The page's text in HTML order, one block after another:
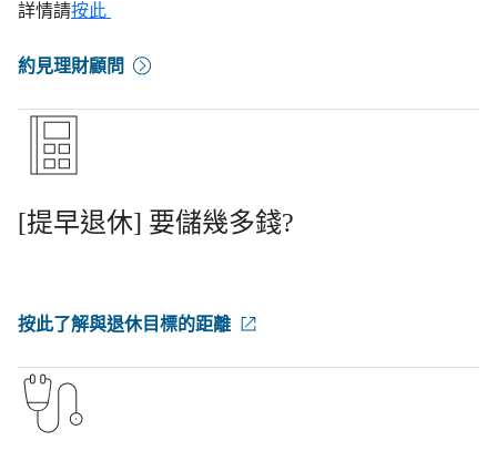
詳情請按此
約見理財顧問
[提早退休] 要儲幾多錢?
按此了解與退休目標的距離